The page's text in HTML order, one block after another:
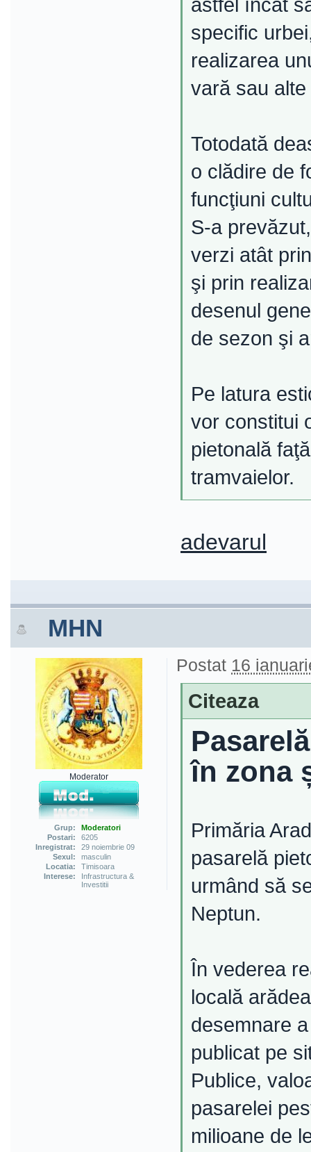
astfel încât
specific
realizarea
vară sau
Totodată
o clădire de
funcţiuni
S-a
verzi atât
şi prin
desenul
de sezon şi
Pe latura
vor constitui
pietonală
tramvaielor.
adevarul
MHN
Moderator
Grup:
Moderatori
Postari:
6205
Inregistrat:
29 noiembrie 09
Sexul:
masculin
Locatia:
Timisoara
Interese:
Infrastructura &
Investitii
Postat 16
Citeaza
în zona
Primăria
pasarelă
urmând să
Neptun.
În vederea
locală
desemnare
publicat pe
Publice,
pasarelei
milioane de